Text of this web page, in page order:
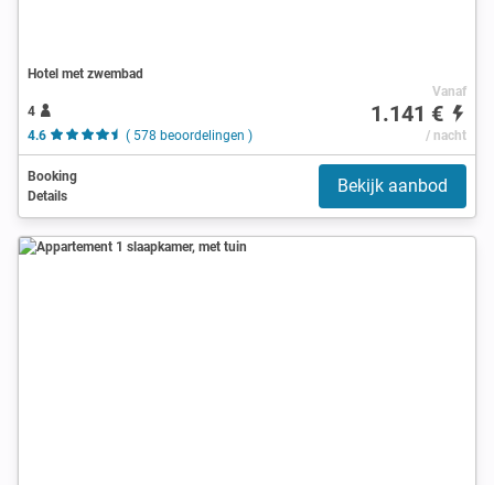
Hotel met zwembad
4
4.6
( 578 beoordelingen )
Vanaf
1.141 €
/ nacht
Booking
Details
Bekijk aanbod